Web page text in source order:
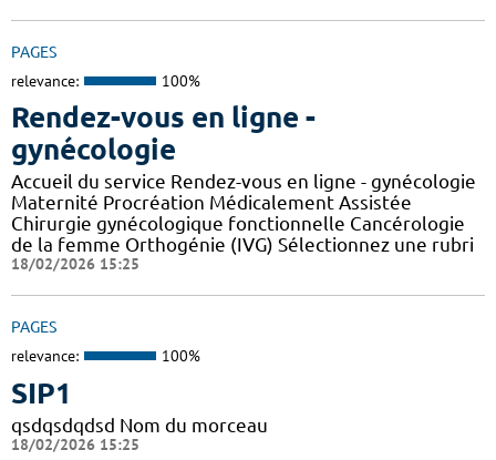
PAGES
relevance: 100%
Rendez-vous en ligne -
gynécologie
Accueil du service Rendez-vous en ligne - gynécologie
Maternité Procréation Médicalement Assistée
Chirurgie gynécologique fonctionnelle Cancérologie
de la femme Orthogénie (IVG) Sélectionnez une rubri
18/02/2026 15:25
PAGES
relevance: 100%
SIP1
qsdqsdqdsd Nom du morceau
18/02/2026 15:25